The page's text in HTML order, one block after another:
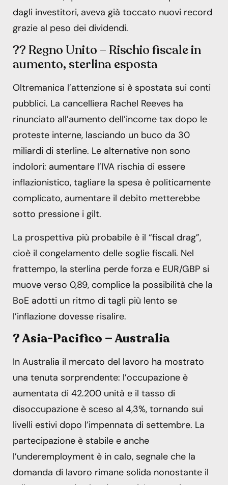
dagli investitori, aveva già toccato nuovi record
grazie al peso dei dividendi.
?? Regno Unito – Rischio fiscale in
aumento, sterlina esposta
Oltremanica l’attenzione si è spostata sui conti
pubblici. La cancelliera Rachel Reeves ha
rinunciato all’aumento dell’income tax dopo le
proteste interne, lasciando un buco da 30
miliardi di sterline. Le alternative non sono
indolori: aumentare l’IVA rischia di essere
inflazionistico, tagliare la spesa è politicamente
complicato, aumentare il debito metterebbe
sotto pressione i gilt.
La prospettiva più probabile è il “fiscal drag”,
cioè il congelamento delle soglie fiscali. Nel
frattempo, la sterlina perde forza e EUR/GBP si
muove verso 0,89, complice la possibilità che la
BoE adotti un ritmo di tagli più lento se
l’inflazione dovesse risalire.
? Asia-Pacifico — Australia
In Australia il mercato del lavoro ha mostrato
una tenuta sorprendente: l’occupazione è
aumentata di 42.200 unità e il tasso di
disoccupazione è sceso al 4,3%, tornando sui
livelli estivi dopo l’impennata di settembre. La
partecipazione è stabile e anche
l’underemployment è in calo, segnale che la
domanda di lavoro rimane solida nonostante il